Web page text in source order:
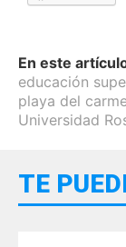
En este
educación
playa del
Universidad
TE